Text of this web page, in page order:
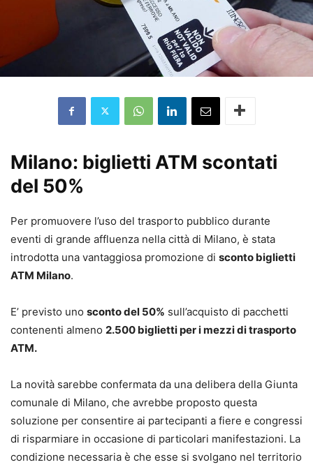
Milano: biglietti ATM scontati
del 50%
Per promuovere l’uso del trasporto pubblico durante
eventi di grande affluenza nella città di Milano, è stata
introdotta una vantaggiosa promozione di sconto biglietti
ATM Milano.
E’ previsto uno sconto del 50% sull’acquisto di pacchetti
contenenti almeno 2.500 biglietti per i mezzi di trasporto
ATM.
La novità sarebbe confermata da una delibera della Giunta
comunale di Milano, che avrebbe proposto questa
soluzione per consentire ai partecipanti a fiere e congressi
di risparmiare in occasione di particolari manifestazioni. La
condizione necessaria è che esse si svolgano nel territorio